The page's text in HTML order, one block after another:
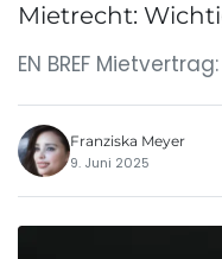
Mietrecht:
EN BREF
Franziska Meyer
9. Juni 2025